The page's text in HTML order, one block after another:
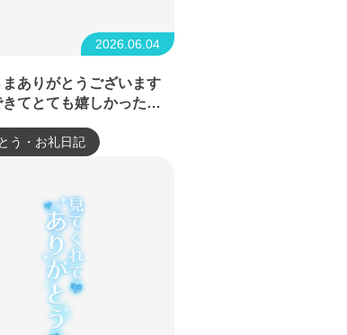
2026.06.04
まありがとうございます
てとても嬉しかったで
お兄さんのこと、もっと
う・お礼日記